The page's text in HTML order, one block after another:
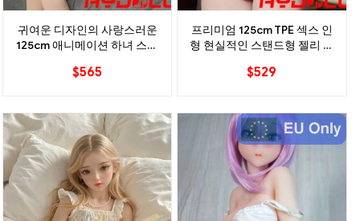
귀여운 디자인의 사랑스러운
125cm 애니메이션 하녀 스타
$565
프리미엄 125cm TPE 섹스 인
형 현실적인 스탠드형 젤리 가
$529